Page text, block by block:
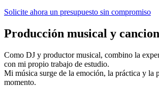
Solicite ahora un presupuesto sin compromiso
Producción musical y
Como DJ y productor musical, combino la
con mi propio trabajo de estudio.
Mi música surge de la emoción, la práctica y la
momento.